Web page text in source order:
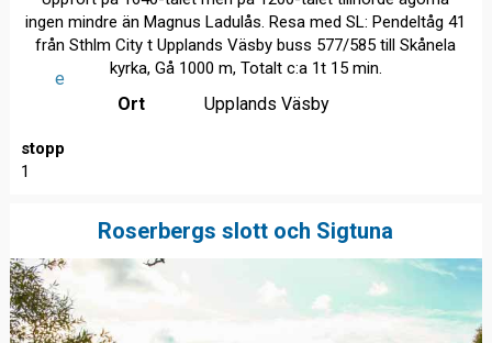
e
ingen mindre än Magnus Ladulås. Resa med SL: Pendeltåg 41
från Sthlm City t Upplands Väsby buss 577/585 till Skånela
kyrka, Gå 1000 m, Totalt c:a 1t 15 min.
Ort Upplands Väsby
stopp
1
Roserbergs slott och Sigtuna